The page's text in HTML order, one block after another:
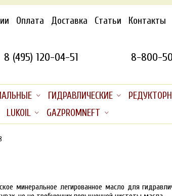
Оплата Доставка Статьи Контакты
8 (495) 120-04-51 8-800-
ГИДРАВЛИЧЕСКИЕ
LUKOIL GAZPROMNEFT
минеральное легированное масло для